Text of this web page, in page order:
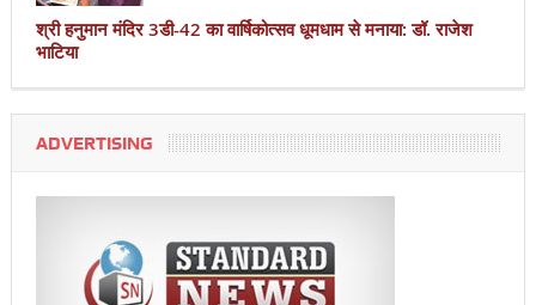
श्री हनुमान मंदिर 3डी-42 का वार्षिकोत्सव धूमधाम से मनाया: डॉ. राजेश
भाटिया
ADVERTISING